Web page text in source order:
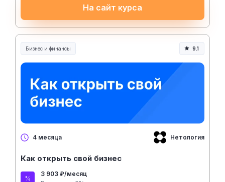
На сайт курса
Бизнес и финансы 9.1
4 месяца Нетология
Как открыть свой бизнес
3 903 ₽/месяц